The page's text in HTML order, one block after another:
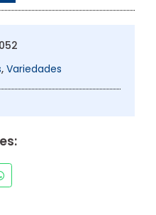
, Variedades